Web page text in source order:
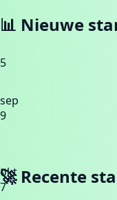
📊 Nieuwe
5
sep
9
okt
7
🚀 Recente